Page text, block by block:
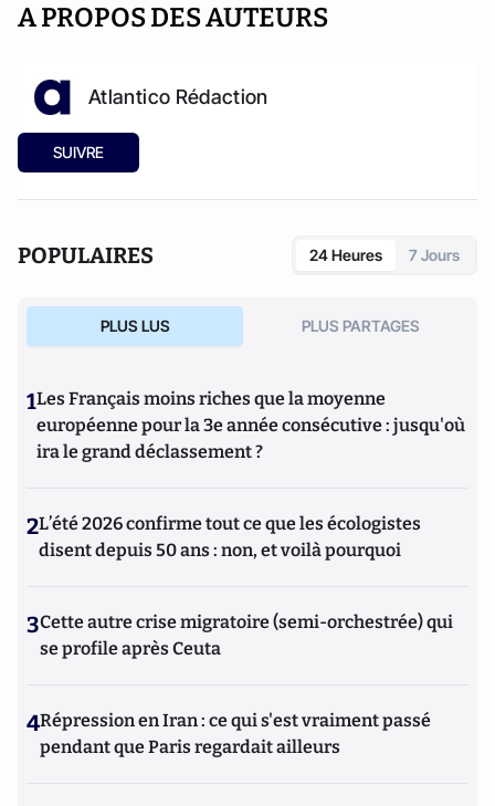
A PROPOS DES AUTEURS
Atlantico Rédaction
SUIVRE
POPULAIRES 24 Heures 7 Jours
PLUS LUS PLUS PARTAGES
1Les Français moins riches que la moyenne
européenne pour la 3e année consécutive : jusqu'où
ira le grand déclassement ?
2L’été 2026 confirme tout ce que les écologistes
disent depuis 50 ans : non, et voilà pourquoi
3Cette autre crise migratoire (semi-orchestrée) qui
se profile après Ceuta
4Répression en Iran : ce qui s'est vraiment passé
pendant que Paris regardait ailleurs